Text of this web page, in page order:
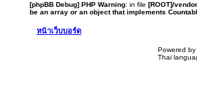
[phpBB Debug] PHP Warning: in file [ROOT]/
be an array or an object that implements
หน้าเว็บบอร์ด
Powered by
Thai